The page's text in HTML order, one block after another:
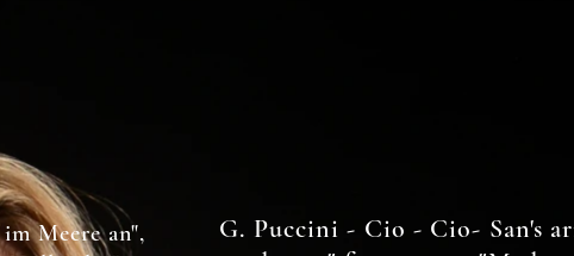
Meere an",
G. Puccini - Cio - Cio- San's